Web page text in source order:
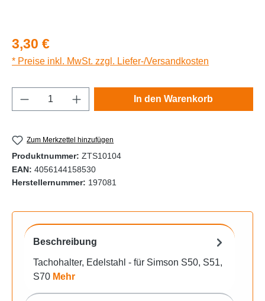
Regulärer Preis:
3,30 €
* Preise inkl. MwSt. zzgl. Liefer-/Versandkosten
Produkt Anzahl: Gib den gewünschten
In den Warenkorb
Zum Merkzettel hinzufügen
Produktnummer: ZTS10104
EAN: 4056144158530
Herstellernummer: 197081
Beschreibung
Tachohalter, Edelstahl - für Simson S50, S51,
S70 Mehr